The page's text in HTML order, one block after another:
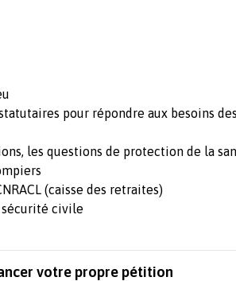
pour répondre aux besoins des
les questions de protection de la
(caisse des retraites)
sécurité civile
votre propre pétition